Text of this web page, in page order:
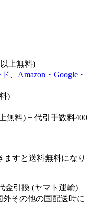
上無料)
)
無料) + 代引手数料400
すと送料無料になり
金引換 (ヤマト運輸)
その他の国配送時に